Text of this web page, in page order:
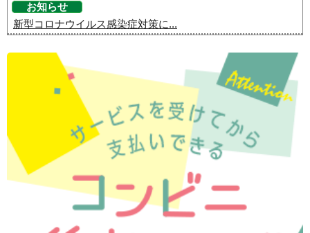
お知らせ
新型コロナウイルス感染症対策に...